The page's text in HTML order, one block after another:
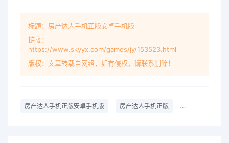
标题：房产达人手机正版安卓手机版
链接：
https://www.skyyx.com/games/jy/153523.html
版权：文章转载自网络，如有侵权，请联系删除！
房产达人手机正版安卓手机版 房产达人手机正版 模拟游戏